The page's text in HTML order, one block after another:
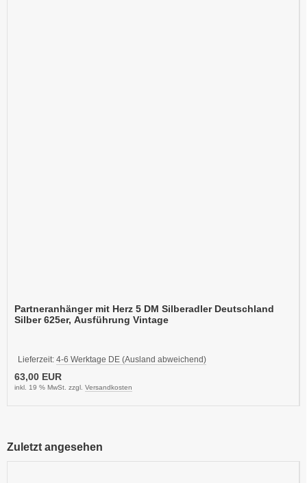
Partneranhänger mit Herz 5 DM Silberadler Deutschland
Silber 625er, Ausführung Vintage
Lieferzeit: 4-6 Werktage DE (Ausland abweichend)
63,00 EUR
inkl. 19 % MwSt. zzgl. Versandkosten
Zuletzt angesehen